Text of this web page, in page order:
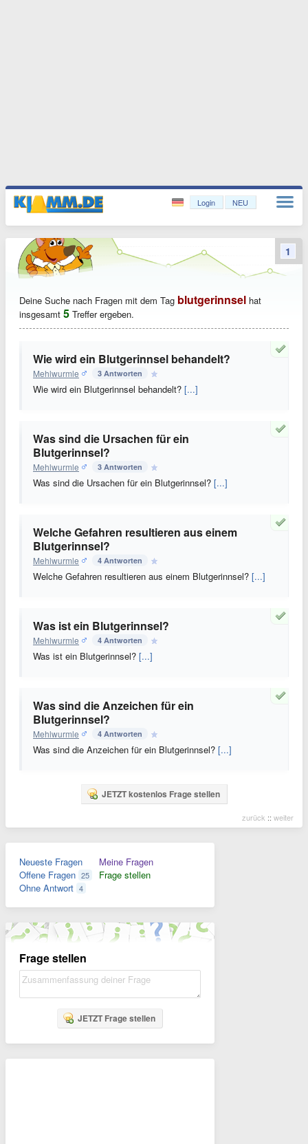
Login NEU
Deine Suche nach Fragen mit dem Tag blutgerinnsel hat
insgesamt 5 Treffer ergeben.
Wie wird ein Blutgerinnsel behandelt?
Mehlwurmle 3 Antworten
Wie wird ein Blutgerinnsel behandelt? [...]
Was sind die Ursachen für ein
Blutgerinnsel?
Mehlwurmle 3 Antworten
Was sind die Ursachen für ein Blutgerinnsel? [...]
Welche Gefahren resultieren aus einem
Blutgerinnsel?
Mehlwurmle 4 Antworten
Welche Gefahren resultieren aus einem Blutgerinnsel? [...]
Was ist ein Blutgerinnsel?
Mehlwurmle 4 Antworten
Was ist ein Blutgerinnsel? [...]
Was sind die Anzeichen für ein
Blutgerinnsel?
Mehlwurmle 4 Antworten
Was sind die Anzeichen für ein Blutgerinnsel? [...]
JETZT kostenlos Frage stellen
zurück :: weiter
1
Neueste Fragen
Offene Fragen 25
Ohne Antwort 4
Meine Fragen
Frage stellen
Frage stellen
JETZT Frage stellen